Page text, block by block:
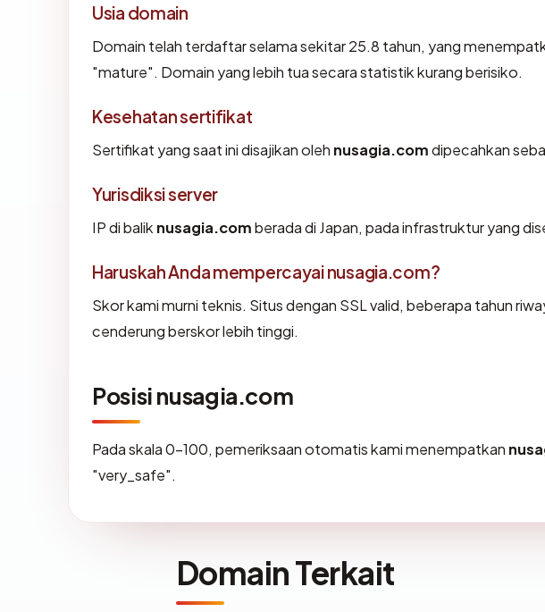
Usia domain
Domain telah terdaftar selama sekitar 25.8 tahun, yang
"mature". Domain yang lebih tua secara statistik kurang berisiko.
Kesehatan sertifikat
Sertifikat yang saat ini disajikan oleh nusagia.comdipecahkan
Yurisdiksi server
IP di balik nusagia.comberada di Japan, pada infrastruktur yang
Haruskah Anda mempercayai nusagia.com?
Skor kami murni teknis. Situs dengan SSL valid, beberapa tahun
cenderung berskor lebih tinggi.
Posisi nusagia.com
Pada skala 0-100, pemeriksaan otomatis kami menempatkan
"very_safe".
Domain Terkait